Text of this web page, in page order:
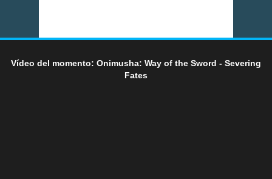
Vídeo del momento: Onimusha: Way of the Sword - Severing
Fates